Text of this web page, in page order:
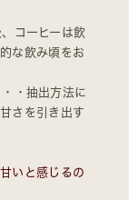
、コーヒーは飲
な飲み頃をお
・・抽出方法に
さを引き出す
いと感じるの